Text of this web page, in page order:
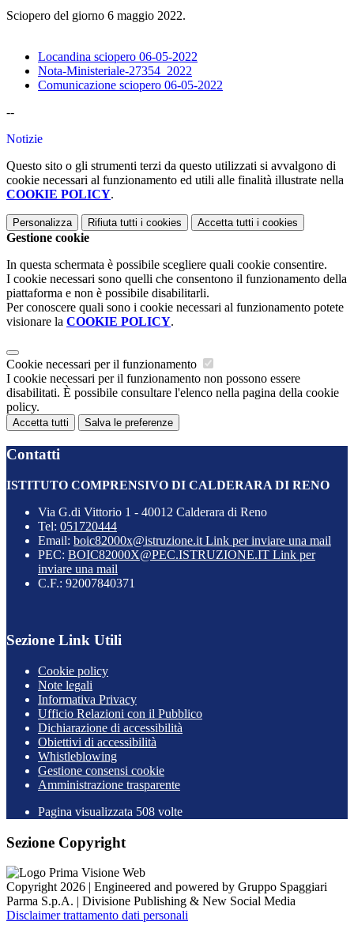
Sciopero del giorno 6 maggio 2022.
Locandina sciopero 06-05-2022
Nota-Ministeriale-27354_2022
Comunicazione sciopero 06-05-2022
--
Notizie
Questo sito o gli strumenti terzi da questo utilizzati si avvalgono di
cookie necessari al funzionamento ed utili alle finalità illustrate nella
COOKIE POLICY.
Personalizza Rifiuta tutti i cookies Accetta tutti i cookies
Gestione cookie
In questa schermata è possibile scegliere quali cookie consentire.
I cookie necessari sono quelli che consentono il funzionamento della
piattaforma e non è possibile disabilitarli.
Per conoscere quali sono i cookie necessari al funzionamento potete
visionare la COOKIE POLICY.
Cookie necessari per il funzionamento
I cookie necessari per il funzionamento non possono essere
disabilitati. È possibile consultare l'elenco nella pagina della cookie
policy.
Accetta tutti Salva le preferenze
Contatti
ISTITUTO COMPRENSIVO DI CALDERARA DI RENO
Via G.di Vittorio 1 - 40012 Calderara di Reno
Tel: 051720444
Email: boic82000x@istruzione.it Link per inviare una mail
PEC: BOIC82000X@PEC.ISTRUZIONE.IT Link per
inviare una mail
C.F.: 92007840371
Sezione Link Utili
Cookie policy
Note legali
Informativa Privacy
Ufficio Relazioni con il Pubblico
Dichiarazione di accessibilità
Obiettivi di accessibilità
Whistleblowing
Gestione consensi cookie
Amministrazione trasparente
Pagina visualizzata 508 volte
Sezione Copyright
Copyright 2026 | Engineered and powered by Gruppo Spaggiari
Parma S.p.A. | Divisione Publishing & New Social Media
Disclaimer trattamento dati personali